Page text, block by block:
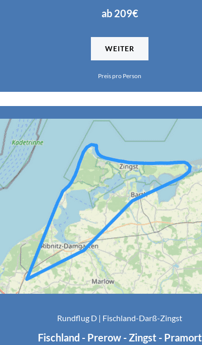
ab 209€
WEITER
Preis pro Person
Rundflug D | Fischland-Darß-Zingst
Fischland - Prerow - Zingst - Pramort